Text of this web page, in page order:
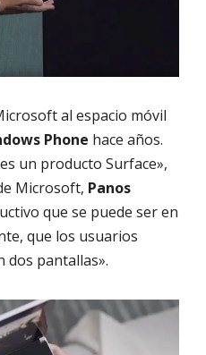
al espacio móvil
Phone hace años.
un producto Surface»,
Microsoft, Panos
que se puede ser en
que los usuarios
dos pantallas».